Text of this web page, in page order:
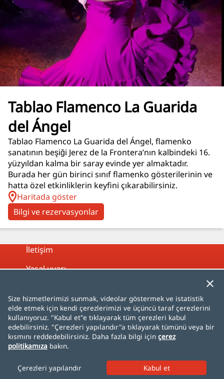
Tablao Flamenco La Guarida
del Ángel
Tablao Flamenco La Guarida del Ángel, flamenko
sanatının beşiği Jerez de la Frontera’nın kalbindeki 16.
yüzyıldan kalma bir saray evinde yer almaktadır.
Burada her gün birinci sınıf flamenko gösterilerinin ve
hatta özel etkinliklerin keyfini çıkarabilirsiniz.
Haritada göster
Bilgi ve rezervasyonlar
İletişim
Yasal uyarı
Çerez politikası
Site haritası
ItalianoPortuguêsčeštinadanskNederlands
norskpolskiromână 日本語한국어Türkçe
Size hizmetlerimizi sunmak, videolar göstermek ve istatistik
elde etmek için kendi çerezlerimizi ve üçüncü taraf çerezlerini
kullanıyoruz. "Kabul et"e tıklayarak tüm çerezleri kabul
edebilirsiniz. "Çerezleri yapılandır"a tıklayarak tümünü veya bir
kısmını reddedebilirsiniz. Daha fazla bilgi için çerez
politikamıza bakın.
Çerezleri yapılandır